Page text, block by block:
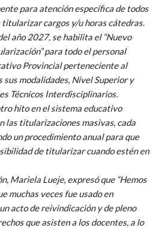
para atención específica de todos
cargos y/u horas cátedras.
año 2027, se habilita el “Nuevo
para todo el personal
Provincial perteneciente al
sus modalidades, Nivel Superior y
Técnicos Interdisciplinarios.
hito en el sistema educativo
las titularizaciones masivas, cada
un procedimiento anual para que
de titularizar cuando estén en
Mariela Lueje, expresó que “Hemos
muchas veces fue usado en
acto de reivindicación y de pleno
que asisten a los docentes, a lo